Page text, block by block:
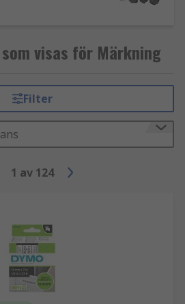
visas för Märkning
Filter
1 av 124